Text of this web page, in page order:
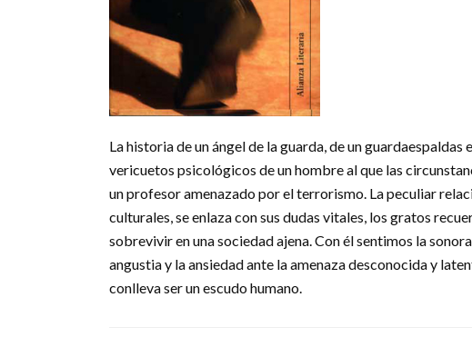
La historia de un ángel de la guarda, de un
vericuetos psicológicos de un hombre al que las
un profesor amenazado por el terrorismo. La peculiar
culturales, se enlaza con sus dudas vitales, los gratos
sobrevivir en una sociedad ajena. Con él sentimos la
angustia y la ansiedad ante la amenaza desconocida y
conlleva ser un escudo humano.